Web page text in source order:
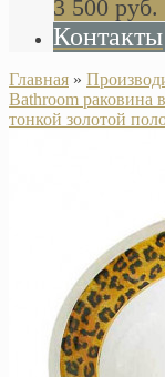
3 500 руб.
Контакты
Главная »
Bathroom раковина
тонкой золотой